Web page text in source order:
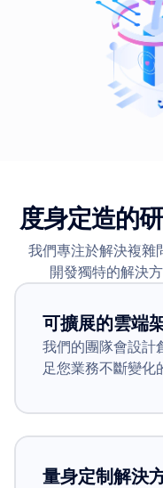
度身定造的
我們專注於解決複雜
開發獨特的解決
可擴展的雲端
我們的團隊會設計
足您業務不斷變化
量身定制解決